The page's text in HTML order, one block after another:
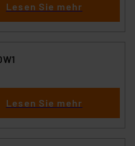
Lesen Sie mehr
Lesen Sie mehr